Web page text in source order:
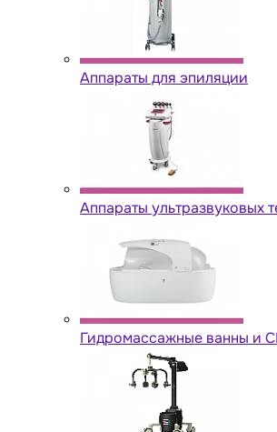
Аппараты для эпиляции
Аппараты ультразвуковых
Гидромассажные ванны и